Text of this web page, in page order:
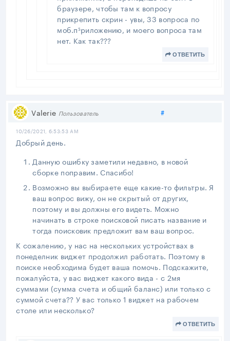
браузере, чтобы там к вопросу
прикрепить скрин - увы, 33 вопроса по
моб.п⁵риложению, и моего вопроса там
нет. Как так???
ОТВЕТИТЬ
Valerie Пользователь #Поделиться
10/26/2021, 6:53:53 AM
Добрый день.
Данную ошибку заметили недавно, в новой
сборке поправим. Спасибо!
Возможно вы выбираете еще какие-то фильтры. Я
ваш вопрос вижу, он не скрытый от других,
поэтому и вы должны его видеть. Можно
начинать в строке поисковой писать название и
тогда поисковик предложит вам ваш вопрос.
К сожалению, у нас на нескольких устройствах в
понеделник виджет продолжил работать. Поэтому в
поиске необходима будет ваша помочь. Подскажите,
пожалуйста, у вас виджет какого вида - с 2мя
суммами (сумма счета и общий баланс) или только с
суммой счета?? У вас только 1 виджет на рабочем
столе или несколько?
ОТВЕТИТЬ